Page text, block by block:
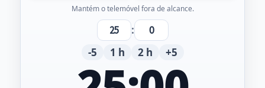
Mantém o telemóvel fora de alcance.
:
-5
1 h 2 h +5